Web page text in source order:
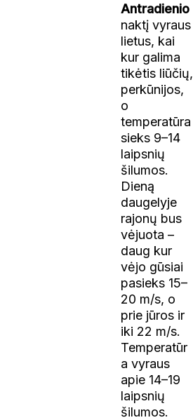
Antradienio
naktį vyraus
lietus, kai
kur galima
tikėtis liūčių,
perkūnijos,
o
temperatūra
sieks 9–14
laipsnių
šilumos.
Dieną
daugelyje
rajonų bus
vėjuota –
daug kur
vėjo gūsiai
pasieks 15–
20 m/s, o
prie jūros ir
iki 22 m/s.
Temperatūr
a vyraus
apie 14–19
laipsnių
šilumos.